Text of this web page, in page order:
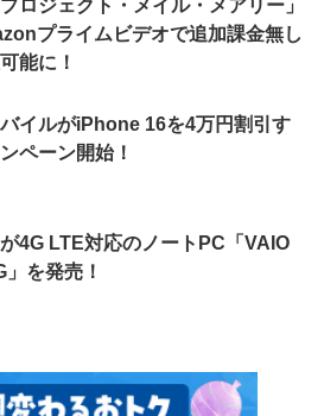
ロジェクト・メイル・メアリー」
プライムビデオで追加課金無し
能に！
イルがiPhone 16を4万円割引す
ペーン開始！
が4G LTE対応のノートPC「VAIO
」を発売！